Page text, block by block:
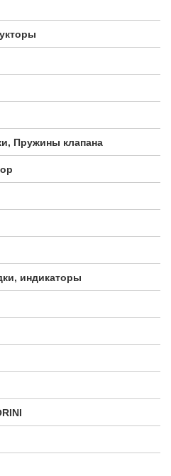
Пружины клапана
индикаторы